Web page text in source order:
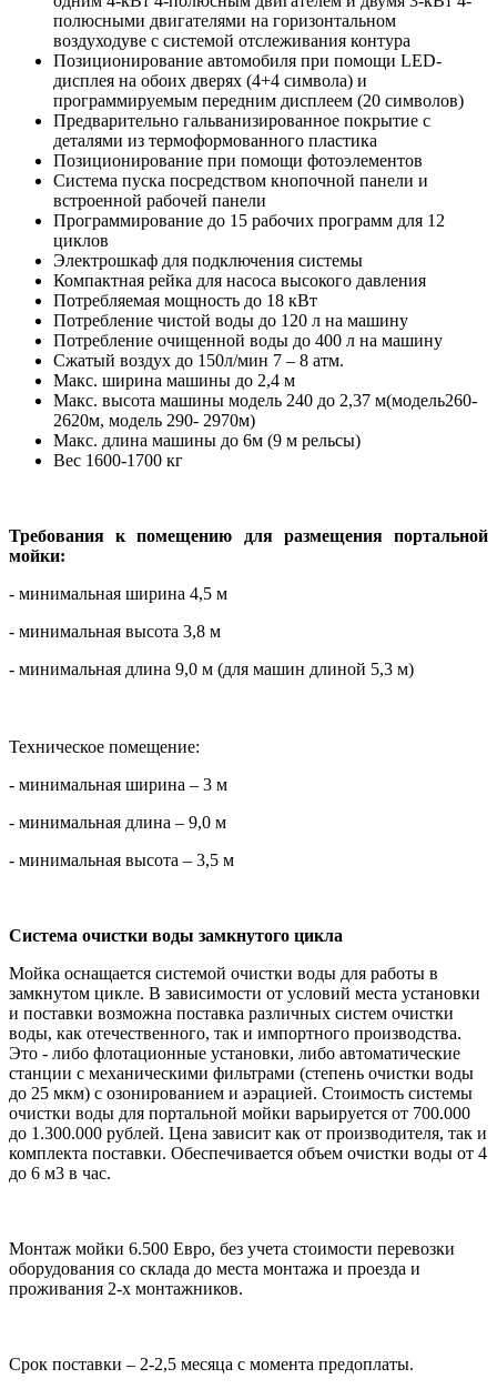
полюсными двигателями на горизонтальном
воздуходуве с системой отслеживания контура
Позиционирование автомобиля при помощи LED-
дисплея на обоих дверях (4+4 символа) и
программируемым передним дисплеем (20 символов)
Предварительно гальванизированное покрытие с
деталями из термоформованного пластика
Позиционирование при помощи фотоэлементов
Система пуска посредством кнопочной панели и
встроенной рабочей панели
Программирование до 15 рабочих программ для 12
циклов
Электрошкаф для подключения системы
Компактная рейка для насоса высокого давления
Потребляемая мощность до 18 кВт
Потребление чистой воды до 120 л на машину
Потребление очищенной воды до 400 л на машину
Сжатый воздух до 150л/мин 7 – 8 атм.
Макс. ширина машины до 2,4 м
Макс. высота машины модель 240 до 2,37 м(модель260-
2620м, модель 290- 2970м)
Макс. длина машины до 6м (9 м рельсы)
Вес 1600-1700 кг
Требования к помещению для размещения портальной
мойки:
- минимальная ширина 4,5 м
- минимальная высота 3,8 м
- минимальная длина 9,0 м (для машин длиной 5,3 м)
Техническое помещение:
- минимальная ширина – 3 м
- минимальная длина – 9,0 м
- минимальная высота – 3,5 м
Система очистки воды замкнутого цикла
Мойка оснащается системой очистки воды для работы в
замкнутом цикле. В зависимости от условий места установки
и поставки возможна поставка различных систем очистки
воды, как отечественного, так и импортного производства.
Это - либо флотационные установки, либо автоматические
станции с механическими фильтрами (степень очистки воды
до 25 мкм) с озонированием и аэрацией. Стоимость системы
очистки воды для портальной мойки варьируется от 700.000
до 1.300.000 рублей. Цена зависит как от производителя, так и
комплекта поставки. Обеспечивается объем очистки воды от 4
до 6 м3 в час.
Монтаж мойки 6.500 Евро, без учета стоимости перевозки
оборудования со склада до места монтажа и проезда и
проживания 2-х монтажников.
Срок поставки – 2-2,5 месяца с момента предоплаты.